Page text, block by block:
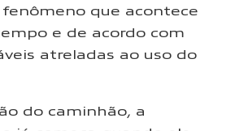
fenômeno que acontece
e de acordo com
atreladas ao uso do
do caminhão, a